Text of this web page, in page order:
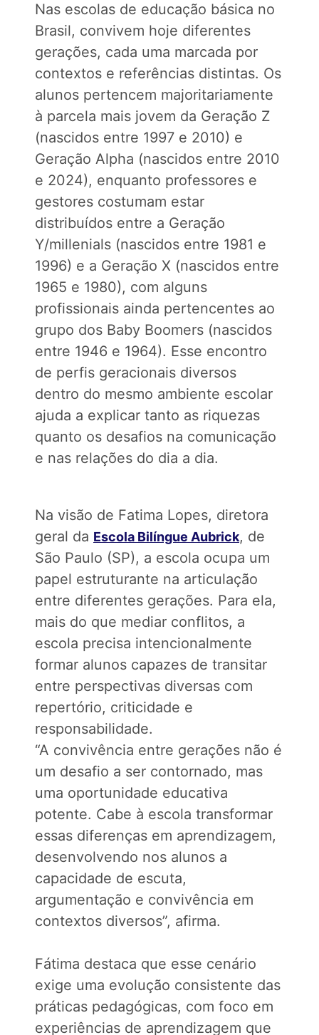
Nas escolas de educação básica no
Brasil, convivem hoje diferentes
gerações, cada uma marcada por
contextos e referências distintas. Os
alunos pertencem majoritariamente
à parcela mais jovem da Geração Z
(nascidos entre 1997 e 2010) e
Geração Alpha (nascidos entre 2010
e 2024), enquanto professores e
gestores costumam estar
distribuídos entre a Geração
Y/millenials (nascidos entre 1981 e
1996) e a Geração X (nascidos entre
1965 e 1980), com alguns
profissionais ainda pertencentes ao
grupo dos Baby Boomers (nascidos
entre 1946 e 1964). Esse encontro
de perfis geracionais diversos
dentro do mesmo ambiente escolar
ajuda a explicar tanto as riquezas
quanto os desafios na comunicação
e nas relações do dia a dia.
Na visão de Fatima Lopes, diretora
geral da Escola Bilíngue Aubrick, de
São Paulo (SP), a escola ocupa um
papel estruturante na articulação
entre diferentes gerações. Para ela,
mais do que mediar conflitos, a
escola precisa intencionalmente
formar alunos capazes de transitar
entre perspectivas diversas com
repertório, criticidade e
responsabilidade.
“A convivência entre gerações não é
um desafio a ser contornado, mas
uma oportunidade educativa
potente. Cabe à escola transformar
essas diferenças em aprendizagem,
desenvolvendo nos alunos a
capacidade de escuta,
argumentação e convivência em
contextos diversos”, afirma.
Fátima destaca que esse cenário
exige uma evolução consistente das
práticas pedagógicas, com foco em
experiências de aprendizagem que